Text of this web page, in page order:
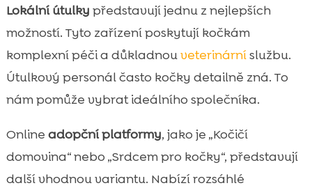
Lokální útulky představují jednu z nejlepších
možností. Tyto zařízení poskytují kočkám
komplexní péči a důkladnouveterinárníslužbu.
Útulkový personál často kočky detailně zná. To
nám pomůže vybrat ideálního společníka.
Online adopční platformy, jako je „Kočičí
domovina“ nebo „Srdcem pro kočky“, představují
další vhodnou variantu. Nabízí rozsáhlé